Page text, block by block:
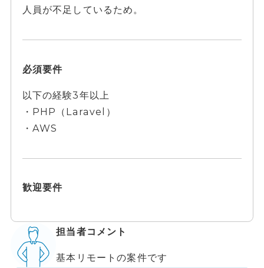
人員が不足しているため。
必須要件
以下の経験3年以上
・PHP（Laravel）
・AWS
歓迎要件
担当者コメント
基本リモートの案件です